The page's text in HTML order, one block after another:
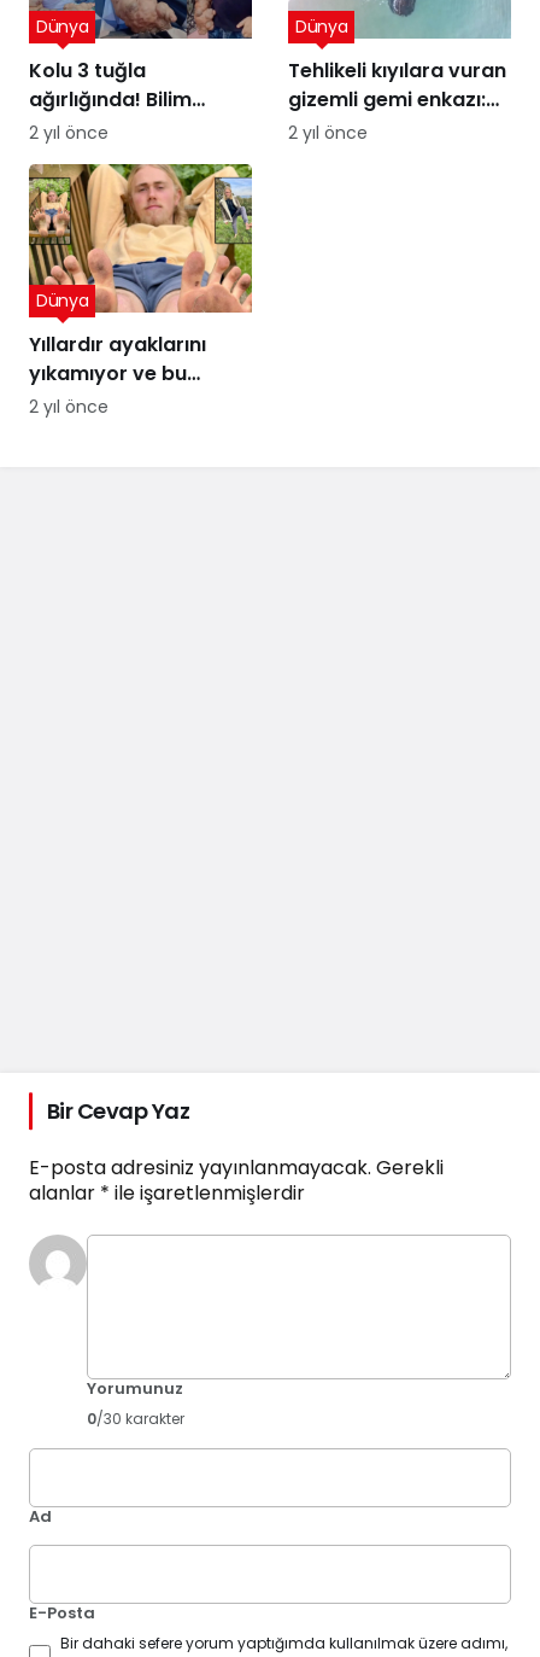
Kolu 3 tuğla
ağırlığında! Bilim
insanları şaşkın
Dünya
2 yıl önce
Tehlikeli kıyılara vuran
gizemli gemi enkazı:
Kumdaki Hayalet
Dünya
2 yıl önce
Yıllardır ayaklarını
yıkamıyor ve bu
sayede para
Dünya
2 yıl önce
Bir Cevap Yaz
E-posta adresiniz yayınlanmayacak. Gerekli
alanlar * ile işaretlenmişlerdir
Yorumunuz
0/30 karakter
Ad
E-Posta
Bir dahaki sefere yorum yaptığımda kullanılmak üzere adımı,